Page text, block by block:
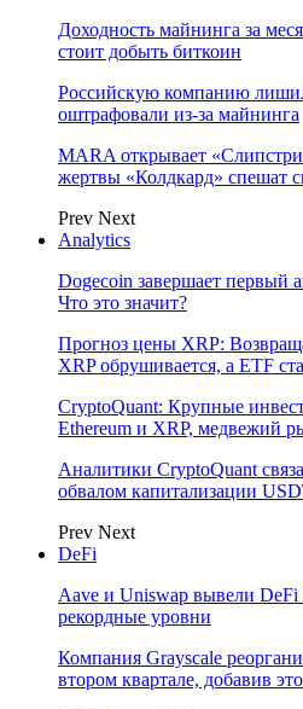
Доходность майнинга за
стоит добыть биткоин
Российскую компанию
оштрафовали из-за майнинга
MARA открывает
жертвы «Колдкард» спешат
Prev Next
Analytics
Dogecoin завершает первый
Что это значит?
Прогноз цены XRP:
XRP обрушивается, а ETF
CryptoQuant: Крупные
Ethereum и XRP, медвежий
Аналитики CryptoQuant
обвалом капитализации
Prev Next
DeFi
Aave и Uniswap вывели
рекордные уровни
Компания Grayscale
втором квартале, добавив